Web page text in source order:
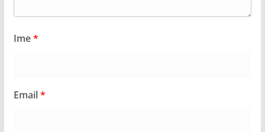
Ime*
Email*